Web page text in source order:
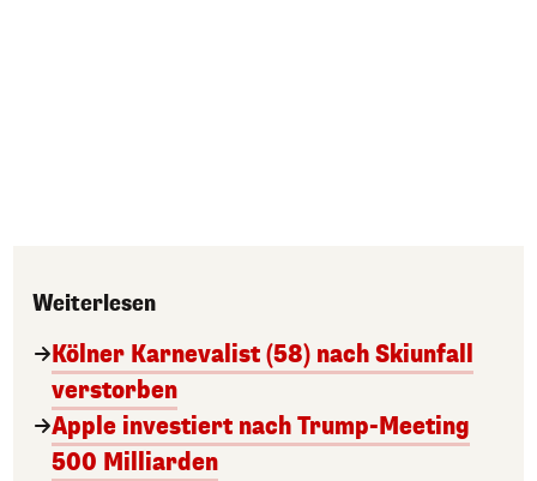
Weiterlesen
Kölner Karnevalist (58) nach Skiunfall
verstorben
Apple investiert nach Trump-Meeting
500 Milliarden